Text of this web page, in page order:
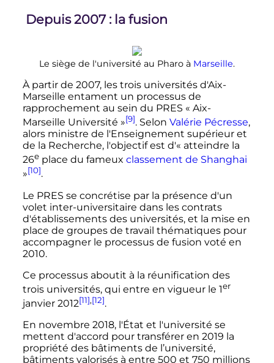
Depuis 2007 : la fusion
Le siège de l'université au Pharo à Marseille.
À partir de 2007, les trois universités d'Aix-
Marseille entament un processus de
rapprochement au sein du PRES « Aix-
Marseille Université »[9]. Selon Valérie Pécresse,
alors ministre de l'Enseignement supérieur et
de la Recherche, l'objectif est d'« atteindre la
26eplace du fameux classement de Shanghai
»[10].
Le PRES se concrétise par la présence d'un
volet inter-universitaire dans les contrats
d'établissements des universités, et la mise en
place de groupes de travail thématiques pour
accompagner le processus de fusion voté en
2010.
Ce processus aboutit à la réunification des
trois universités, qui entre en vigueur le 1er
janvier 2012[11],[12].
En novembre 2018, l'État et l'université se
mettent d'accord pour transférer en 2019 la
propriété des bâtiments de l’université,
bâtiments valorisés à entre 500 et 750 millions